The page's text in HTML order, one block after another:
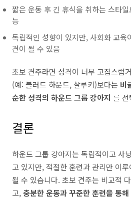
짧은 운동 후 긴 휴식을 취하는 스타
능
독립적인 성향이 있지만, 사회화 교육
견이 될 수 있음
초보 견주라면 성격이 너무 고집스럽
(예: 블러드 하운드, 살루키)보다는 비
순한 성격의 하운드 그룹 강아지 를 선
결론
하운드 그룹 강아지는 독립적이고 사
고 있지만, 적절한 훈련과 관리만 이
될 수 있습니다. 초보 견주는 비교적
고,충분한 운동과 꾸준한 훈련을 통